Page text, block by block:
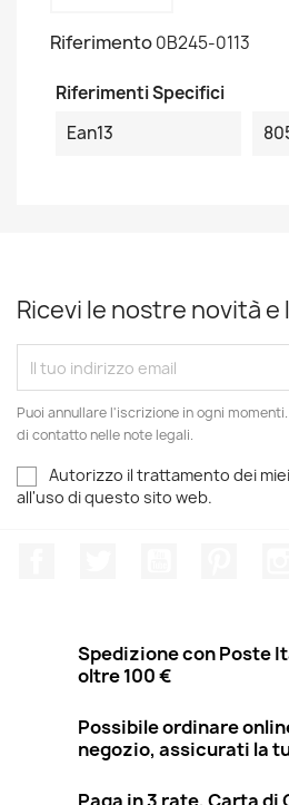
Riferimento0B245-0113
Riferimenti Specifici
Ean13
Ricevi le nostre novità
Puoi annullare l'iscrizione in ogni
di contatto nelle note legali.
Autorizzo il trattamento dei
all'uso di questo sito web.
Spedizione con Poste
oltre 100 €
Possibile ordinare
negozio, assicurati la